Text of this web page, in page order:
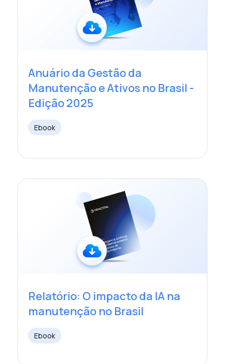
Anuário da Gestão da
Manutenção e Ativos no Brasil -
Edição 2025
Ebook
Relatório: O impacto da IA ​​na
manutenção no Brasil
Ebook